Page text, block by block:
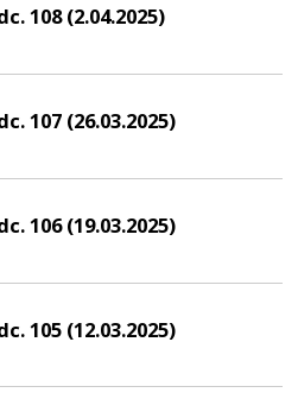
108 (2.04.2025)
107 (26.03.2025)
106 (19.03.2025)
105 (12.03.2025)